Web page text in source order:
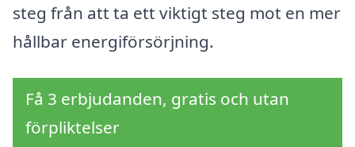
steg från att ta ett viktigt steg mot en mer
hållbar energiförsörjning.
Få 3 erbjudanden, gratis och utan
förpliktelser